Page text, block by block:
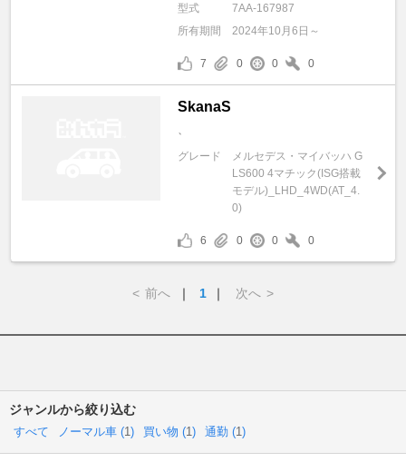
型式
7AA-167987
所有期間
2024年10月6日～
7 0 0 0
SkanaS
、
グレード
メルセデス・マイバッハ G
LS600 4マチック(ISG搭載
モデル)_LHD_4WD(AT_4.
0)
6 0 0 0
< 前へ ｜ 1 ｜ 次へ >
ジャンルから絞り込む
すべて ノーマル車 (1) 買い物 (1) 通勤 (1)